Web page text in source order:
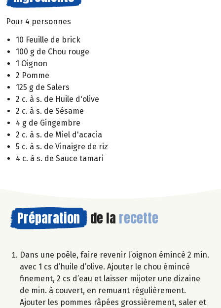
Pour 4 personnes
10 Feuille de brick
100 g de Chou rouge
1 Oignon
2 Pomme
125 g de Salers
2 c. à s. de Huile d'olive
2 c. à s. de Sésame
4 g de Gingembre
2 c. à s. de Miel d'acacia
5 c. à s. de Vinaigre de riz
4 c. à s. de Sauce tamari
Préparation de la recette
Dans une poêle, faire revenir l’oignon émincé 2 min.
avec 1 cs d’huile d’olive. Ajouter le chou émincé
finement, 2 cs d’eau et laisser mijoter une dizaine
de min. à couvert, en remuant régulièrement.
Ajouter les pommes râpées grossièrement, saler et